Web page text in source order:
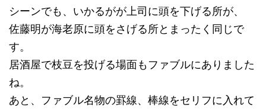
シーンでも、いかるがが上司に頭を下げる所が、
佐藤明が海老原に頭をさげる所とまったく同じで
す。
居酒屋で枝豆を投げる場面もファブルにありました
ね。
あと、ファブル名物の罫線、棒線をセリフに入れて